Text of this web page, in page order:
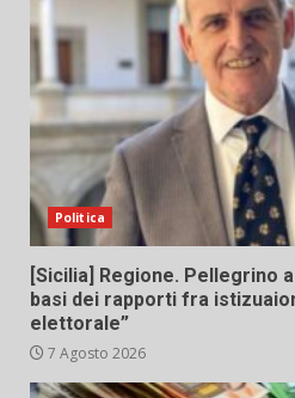
Politica
[Sicilia] Regione. Pellegrino
basi dei rapporti fra
elettorale”
7 Agosto 2026